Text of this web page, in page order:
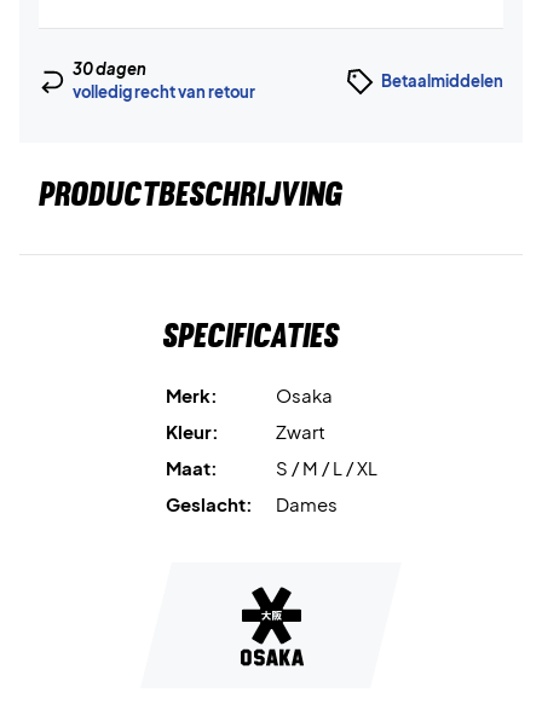
30 dagen
volledig recht van retour
Betaalmiddelen
PRODUCTBESCHRIJVING
Specificaties
Merk:
Osaka
Kleur:
Zwart
Maat:
S / M / L / XL
Geslacht:
Dames